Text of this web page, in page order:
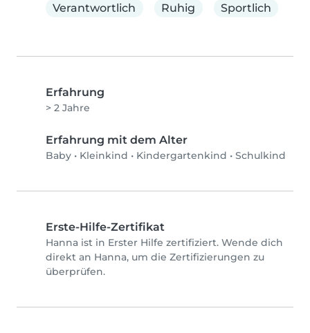
Verantwortlich
Ruhig Sportlich
Erfahrung
> 2 Jahre
Erfahrung mit dem Alter
Baby • Kleinkind • Kindergartenkind • Schulkind
Erste-Hilfe-Zertifikat
Hanna ist in Erster Hilfe zertifiziert. Wende dich
direkt an Hanna, um die Zertifizierungen zu
überprüfen.